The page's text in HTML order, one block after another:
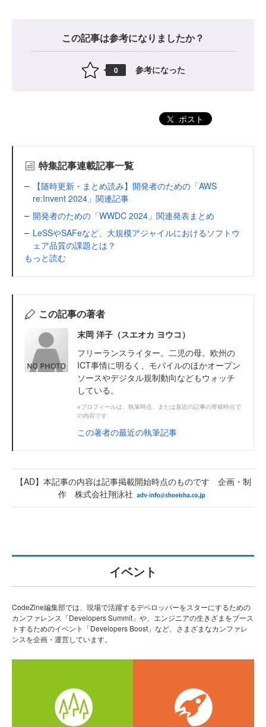
この記事は参考になりましたか？
0 参考になった
ポスト
特集記事連載記事一覧
【随時更新・まとめ読み】開発者のための「AWS
re:Invent 2024」関連記事
開発者のための「WWDC 2024」関連発表まとめ
LeSSやSAFeなど、大規模アジャイルにおけるソフトウ
ェア品質の課題とは？
もっと読む
この記事の著者
末岡 洋子（スエオカ ヨウコ）
フリーランスライター。二児の母。欧州の
ICT事情に明るく、モバイルのほかオープン
ソースやデジタル規制動向などもウォッチ
している。
※プロフィールは、執筆時点、または直近の記事の寄稿時点で
の内容です
この著者の最近の執筆記事
【AD】本記事の内容は記事掲載開始時点のものです 企画・制
作 株式会社翔泳社
イベント
CodeZine編集部では、現場で活躍するデベロッパーをスターにするための
カンファレンス「Developers Summit」や、エンジニアの生きざまをブース
トするためのイベント「Developers Boost」など、さまざまなカンファレ
ンスを企画・運営しています。